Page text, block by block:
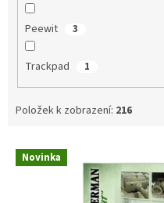
Peewit 3
Trackpad 1
Položek k zobrazení: 216
V Novinka